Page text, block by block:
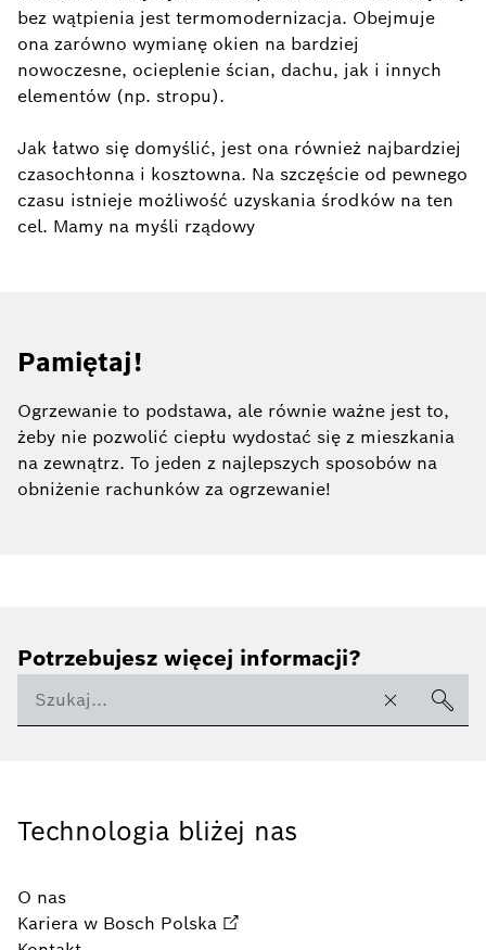
bez wątpienia jest termomodernizacja. Obejmuje
ona zarówno wymianę okien na bardziej
nowoczesne, ocieplenie ścian, dachu, jak i innych
elementów (np. stropu).
Jak łatwo się domyślić, jest ona również najbardziej
czasochłonna i kosztowna. Na szczęście od pewnego
czasu istnieje możliwość uzyskania środków na ten
cel. Mamy na myśli rządowy
Pamiętaj!
Ogrzewanie to podstawa, ale równie ważne jest to,
żeby nie pozwolić ciepłu wydostać się z mieszkania
na zewnątrz. To jeden z najlepszych sposobów na
obniżenie rachunków za ogrzewanie!
Potrzebujesz więcej informacji?
Technologia bliżej nas
O nas
Kariera w Bosch Polska